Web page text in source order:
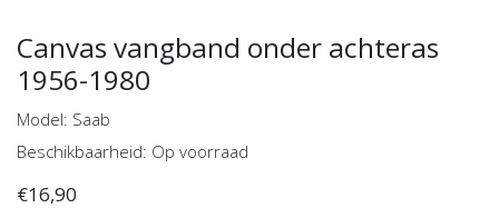
Canvas vangband onder achteras
1956-1980
Model: Saab
Beschikbaarheid: Op voorraad
€16,90